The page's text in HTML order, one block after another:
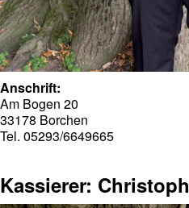
Anschrift:
Am Bogen 20
33178 Borchen
Tel. 05293/6649665
Kassierer: